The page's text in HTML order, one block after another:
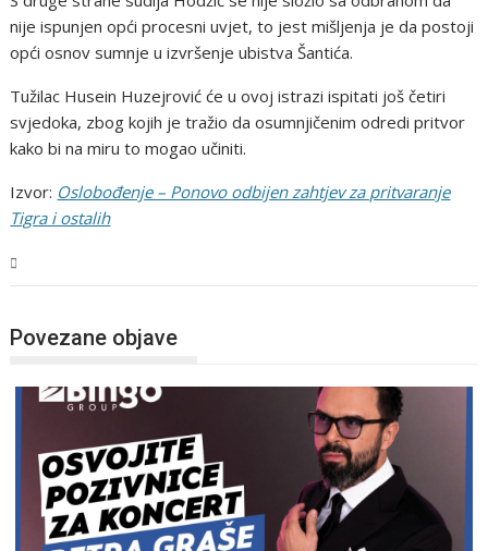
nije ispunjen opći procesni uvjet, to jest mišljenja je da postoji
opći osnov sumnje u izvršenje ubistva Šantića.
Tužilac Husein Huzejrović će u ovoj istrazi ispitati još četiri
svjedoka, zbog kojih je tražio da osumnjičenim odredi pritvor
kako bi na miru to mogao učiniti.
Izvor: Oslobođenje – Ponovo odbijen zahtjev za pritvaranje
Tigra i ostalih
Povezane objave